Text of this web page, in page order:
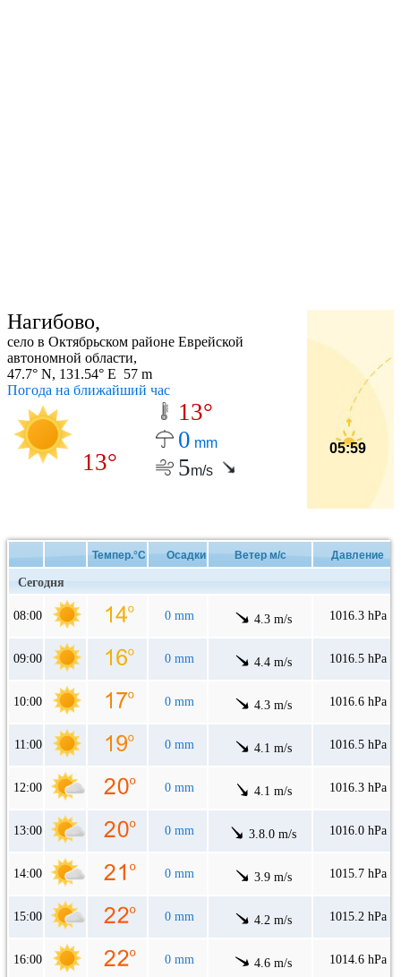
Нагибово,
село в Октябрьском районе Еврейской
автономной области,
47.7° N, 131.54° E 57 m
Погода на ближайший час
13°
13°
0 mm
5m/s
05:59
Темпер.°C Осадки Ветер м/с Давление
Сегодня
08:00 0 mm 4.3 m/s 1016.3 hPa
09:00 0 mm 4.4 m/s 1016.5 hPa
10:00 0 mm 4.3 m/s 1016.6 hPa
11:00 0 mm 4.1 m/s 1016.5 hPa
12:00 0 mm 4.1 m/s 1016.3 hPa
13:00 0 mm 3.8.0 m/s 1016.0 hPa
14:00 0 mm 3.9 m/s 1015.7 hPa
15:00 0 mm 4.2 m/s 1015.2 hPa
16:00 0 mm 4.6 m/s 1014.6 hPa